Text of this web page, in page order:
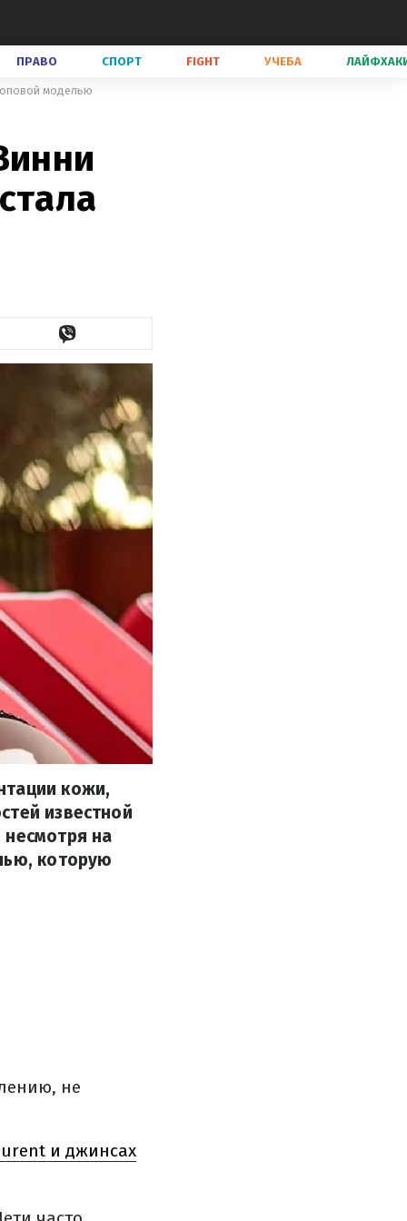
ПРАВО СПОРТ FIGHT УЧЕБА
моделью
кожи,
известной
на
которую
не
и джинсах